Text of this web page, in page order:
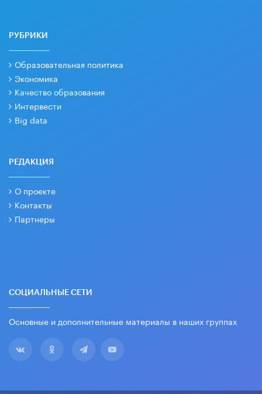
РУБРИКИ
Образовательная политика
Экономика
Качество образования
Интервести
Big data
РЕДАКЦИЯ
О проекте
Контакты
Партнеры
СОЦИАЛЬНЫЕ СЕТИ
Основные и дополнительные материалы в наших группах